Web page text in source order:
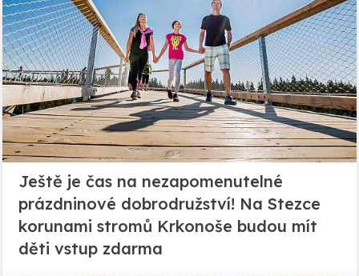
Ještě je čas na nezapomenutelné
prázdninové dobrodružství! Na Stezce
korunami stromů Krkonoše budou mít
děti vstup zdarma